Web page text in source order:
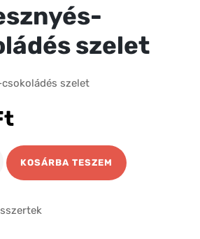
szelet
szelet
KOSÁRBA TESZEM